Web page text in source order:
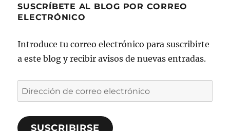
SUSCRÍBETE AL BLOG POR CORREO
ELECTRÓNICO
Introduce tu correo electrónico para suscribirte
a este blog y recibir avisos de nuevas entradas.
Dirección
de
correo
SUSCRIBIRSE